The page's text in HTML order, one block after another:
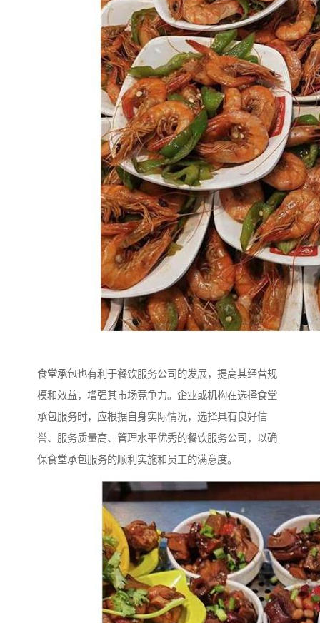
食堂承包也有利于餐饮服务公司的发展，提高其经营规
模和效益，增强其市场竞争力。企业或机构在选择食堂
承包服务时，应根据自身实际情况，选择具有良好信
誉、服务质量高、管理水平优秀的餐饮服务公司，以确
保食堂承包服务的顺利实施和员工的满意度。